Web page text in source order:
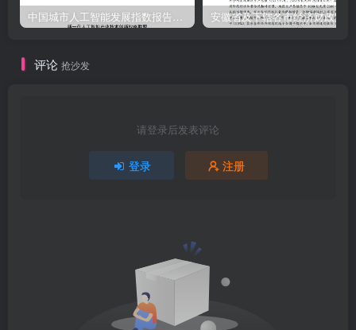
中国城市人工智能发展指数报告（2023-2024）
评论 抢沙发
请登录后发表评论
登录 注册